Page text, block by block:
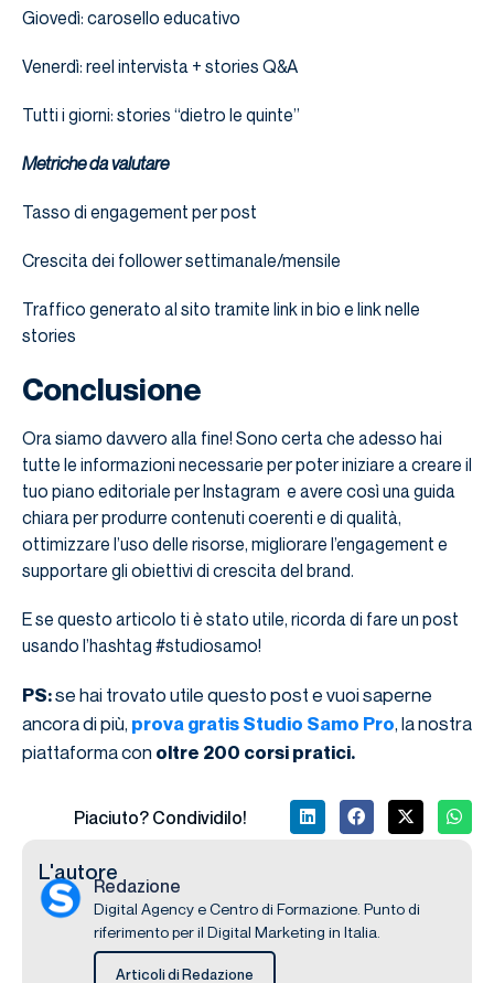
Giovedì: carosello educativo
Venerdì: reel intervista + stories Q&A
Tutti i giorni: stories “dietro le quinte”
Metriche da valutare
Tasso di engagement per post
Crescita dei follower settimanale/mensile
Traffico generato al sito tramite link in bio e link nelle
stories
Conclusione
Ora siamo davvero alla fine! Sono certa che adesso hai
tutte le informazioni necessarie per poter iniziare a creare il
tuo piano editoriale per Instagram e avere così una guida
chiara per produrre contenuti coerenti e di qualità,
ottimizzare l’uso delle risorse, migliorare l’engagement e
supportare gli obiettivi di crescita del brand.
E se questo articolo ti è stato utile, ricorda di fare un post
usando l’hashtag #studiosamo!
PS:se hai trovato utile questo post e vuoi saperne
ancora di più, prova gratis Studio Samo Pro, la nostra
piattaforma con oltre 200 corsi pratici.
Piaciuto? Condividilo!
L'autore
Redazione
Digital Agency e Centro di Formazione. Punto di
riferimento per il Digital Marketing in Italia.
Articoli di Redazione